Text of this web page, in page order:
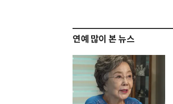
연예 많이 본 뉴스